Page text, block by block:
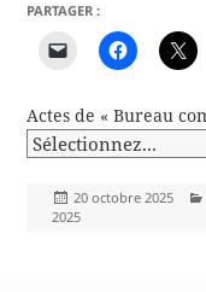
PARTAGER :
Actes de « Bureau
Publié
le
20 octobre 2025
2025